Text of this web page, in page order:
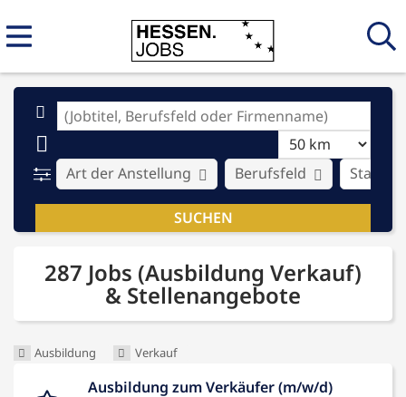
Stadt
Art der Anstellung Berufsfeld
287 Jobs (Ausbildung Verkauf)
& Stellenangebote
Ausbildung Verkauf
Ausbildung zum Verkäufer (m/w/d)